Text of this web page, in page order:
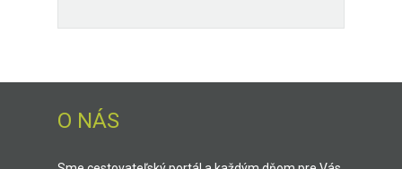
O NÁS